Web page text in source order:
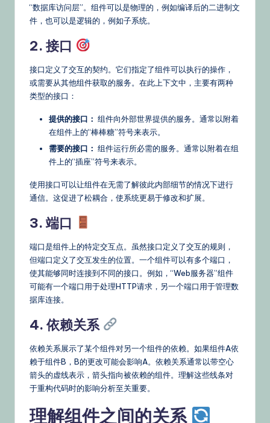
“数据库访问层”。组件可以是物理的，例如编译后的二进制文
件，也可以是逻辑的，例如子系统。
2. 接口
接口定义了交互的契约。它们指定了组件可以执行的操作，
或需要从其他组件获取的服务。在此上下文中，主要有两种
类型的接口：
提供的接口： 组件向外部世界提供的服务。通常以附着
在组件上的“棒棒糖”符号来表示。
需要的接口： 组件运行所必需的服务。通常以附着在组
件上的“插座”符号来表示。
使用接口可以让组件在无需了解彼此内部细节的情况下进行
通信。这促进了松耦合，使系统更易于修改和扩展。
3. 端口
端口是组件上的特定交互点。虽然接口定义了交互的规则，
但端口定义了交互发生的位置。一个组件可以有多个端口，
使其能够同时连接到不同的接口。例如，“Web服务器”组件
可能有一个端口用于处理HTTP请求，另一个端口用于管理数
据库连接。
4. 依赖关系
依赖关系展示了某个组件对另一个组件的依赖。如果组件A依
赖于组件B，B的更改可能会影响A。依赖关系通常以带空心
箭头的虚线表示，箭头指向被依赖的组件。理解这些线条对
于重构代码时的影响分析至关重要。
理解组件之间的关系